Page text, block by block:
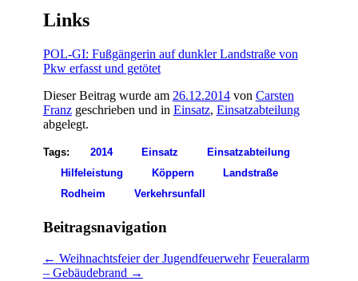
Links
POL-GI: Fußgängerin auf dunkler Landstraße von
Pkw erfasst und getötet
Dieser Beitrag wurde am 26.12.2014von Carsten
Franzgeschrieben und in Einsatz, Einsatzabteilung
abgelegt.
Tags: 2014 Einsatz
Einsatzabteilung
Hilfeleistung
Köppern
Landstraße
Rodheim
Verkehrsunfall
Beitragsnavigation
← Weihnachtsfeier der Jugendfeuerwehr Feueralarm
– Gebäudebrand →